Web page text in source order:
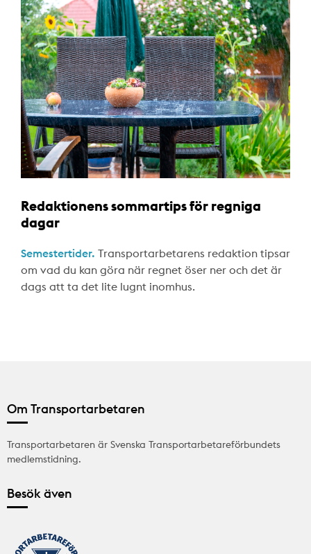
Redaktionens sommartips för regniga
dagar
Semestertider. Transportarbetarens redaktion tipsar
om vad du kan göra när regnet öser ner och det är
dags att ta det lite lugnt inomhus.
Om Transportarbetaren
Transportarbetaren är Svenska Transportarbetareförbundets
medlemstidning.
Besök även